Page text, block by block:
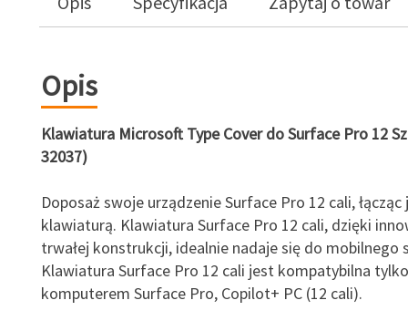
Opis
Klawiatura Microsoft Type Cover do Surface Pro 12
32037)
Doposaż swoje urządzenie Surface Pro 12 cali, łącząc
klawiaturą. Klawiatura Surface Pro 12 cali, dzięki
trwałej konstrukcji, idealnie nadaje się do mobilnego
Klawiatura Surface Pro 12 cali jest kompatybilna
komputerem Surface Pro, Copilot+ PC (12 cali).